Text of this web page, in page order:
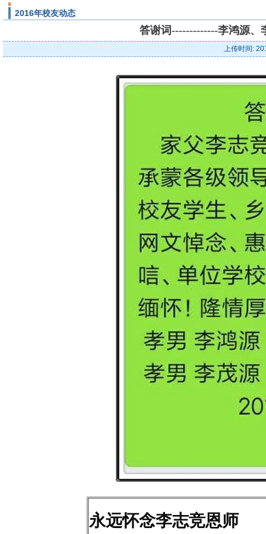
2016年校友动态
答谢词-------------李鸿源、
上传时间:
永远怀念李志竞恩师